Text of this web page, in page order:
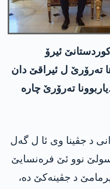
ئیرۆ
ته‌رۆرێ ل ئیراقێ دان
ته‌رۆرێ چاره‌
د جڤینا وی ئا ل گه‌ل
نوو ئێ فرەنسایێ
د جڤینه‌كێ ده‌،